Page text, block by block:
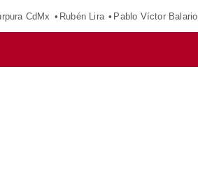
CdMx Rubén Lira Pablo Víctor Balario